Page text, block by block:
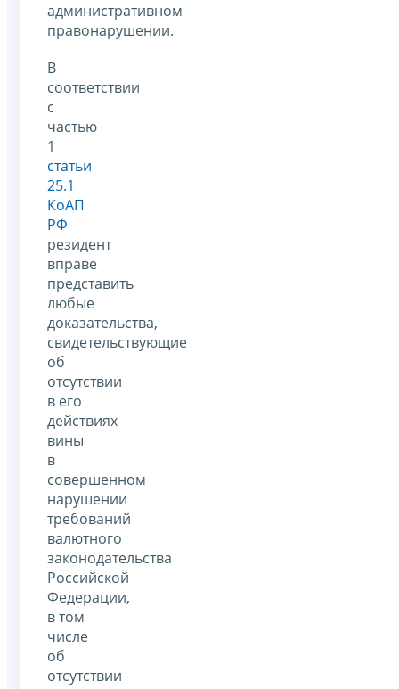
административном
правонарушении.
В
соответствии
с
частью
1
статьи
25.1
КоАП
РФ
резидент
вправе
представить
любые
доказательства,
свидетельствующие
об
отсутствии
в его
действиях
вины
в
совершенном
нарушении
требований
валютного
законодательства
Российской
Федерации,
в том
числе
об
отсутствии